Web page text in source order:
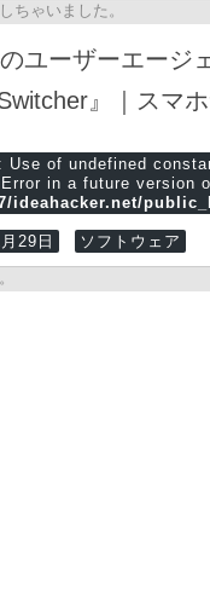
ちゃいました。
ユーザーエージ
』｜スマ
: Use of undefined
in a future version
ideahacker.net/
29日
ソフトウェア